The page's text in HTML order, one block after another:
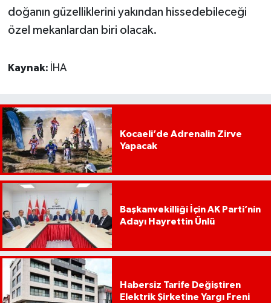
doğanın güzelliklerini yakından hissedebileceği
özel mekanlardan biri olacak.
Kaynak: İHA
Kocaeli’de Adrenalin Zirve
Yapacak
Başkanvekilliği İçin AK Parti’nin
Adayı Hayrettin Ünlü
Habersiz Tarife Değiştiren
Elektrik Şirketine Yargı Freni